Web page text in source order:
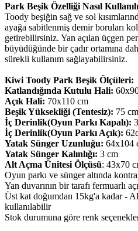
Park Beşik Özelliği Nasıl
Toody beşiğin sağ ve sol
ayağa sabitlenmiş demir boruları
getirebilirsiniz. Yan açılan üçgen
büyüdüğünde bir çadır ortamına
sürekli kullanım sağlayabilirsiniz.
Kiwi Toody Park Beşik Ölçüleri:
Katlandığında Kutulu Hali:
Açık Hali: 70x110 cm
Beşik Yüksekliği (Tentesiz): 75 cm
İç Derinlik(Oyun Parkı Kapalı):
İç Derinlik(Oyun Parkı Açık):
Yatak Sünger Uzunluğu: 64x104
Yatak Sünger Kalınlığı: 3 cm
Alt Açma Ünitesi Ölçüsü: 43x70
Oyun parkı ve sünger altında
Yan duvarının bir tarafı fermuarlı
Üst kat doğumdan 15kg'a kadar -
kullanılabilir
Stok durumuna göre renk